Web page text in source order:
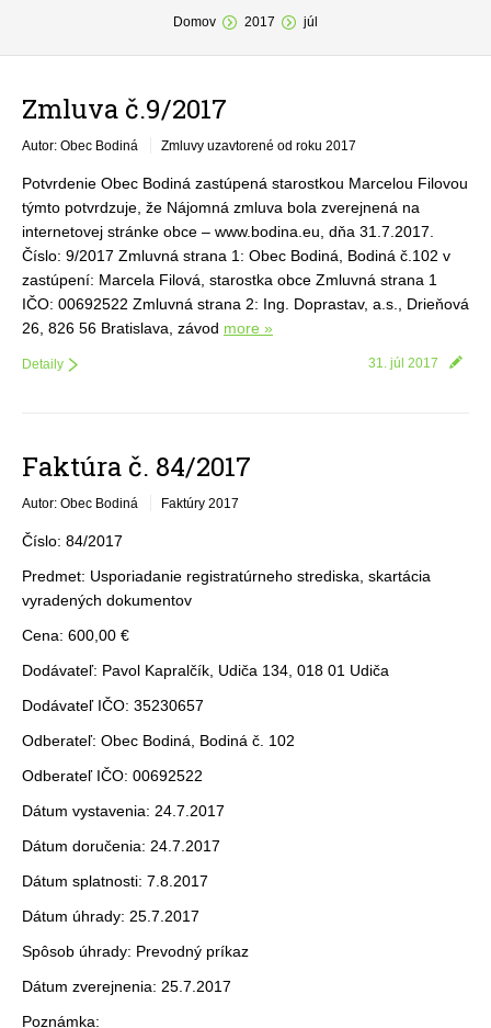
Povinné zverejňovanie
Fotogaléria
Kontakt
Domov 2017 júl
Zmluva č.9/2017
Autor: Obec Bodiná Zmluvy uzavtorené od roku 2017
Potvrdenie Obec Bodiná zastúpená starostkou Marcelou Filovou
týmto potvrdzuje, že Nájomná zmluva bola zverejnená na
internetovej stránke obce – www.bodina.eu, dňa 31.7.2017.
Číslo: 9/2017 Zmluvná strana 1: Obec Bodiná, Bodiná č.102 v
zastúpení: Marcela Filová, starostka obce Zmluvná strana 1
IČO: 00692522 Zmluvná strana 2: Ing. Doprastav, a.s., Drieňová
26, 826 56 Bratislava, závod more »
31. júl 2017
Detaily
Faktúra č. 84/2017
Autor: Obec Bodiná Faktúry 2017
Číslo: 84/2017
Predmet: Usporiadanie registratúrneho strediska, skartácia
vyradených dokumentov
Cena: 600,00 €
Dodávateľ: Pavol Kapralčík, Udiča 134, 018 01 Udiča
Dodávateľ IČO: 35230657
Odberateľ: Obec Bodiná, Bodiná č. 102
Odberateľ IČO: 00692522
Dátum vystavenia: 24.7.2017
Dátum doručenia: 24.7.2017
Dátum splatnosti: 7.8.2017
Dátum úhrady: 25.7.2017
Spôsob úhrady: Prevodný príkaz
Dátum zverejnenia: 25.7.2017
Poznámka: